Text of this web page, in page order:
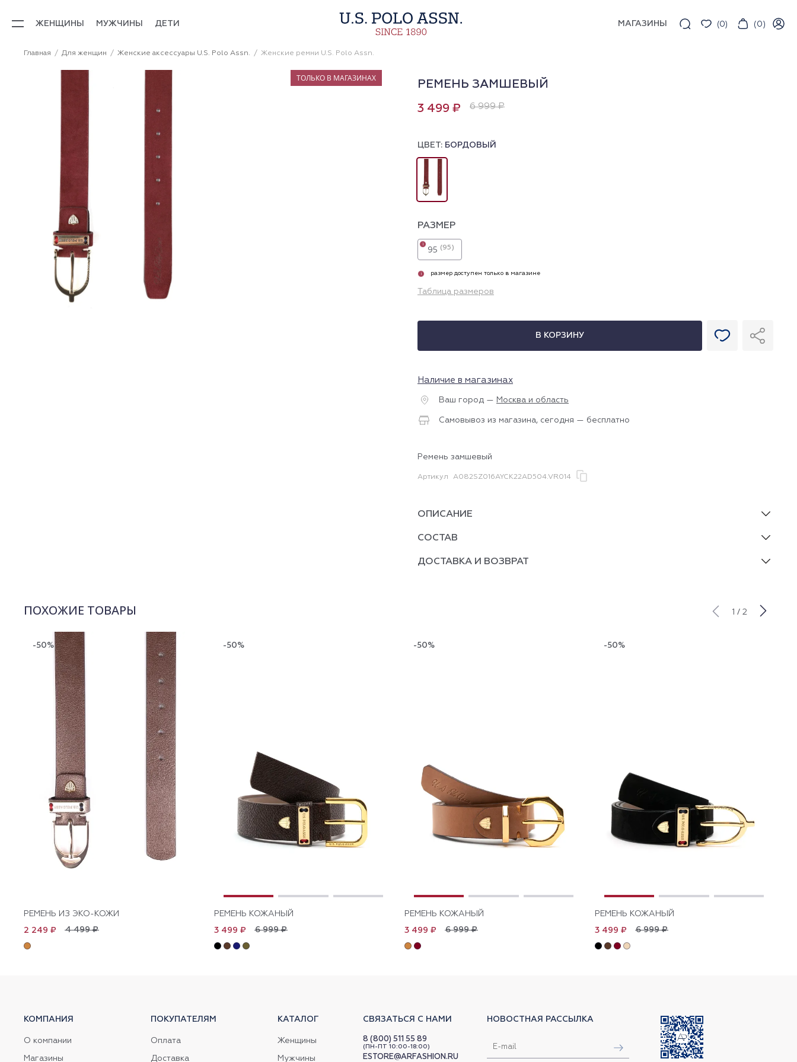
ЖЕНЩИНЫ МУЖЧИНЫ ДЕТИ МАГАЗИНЫ (0) (0)
Главная Для женщин Женские аксессуары U.S. Polo Assn. Женские ремни U.S. Polo Assn.
ТОЛЬКО В МАГАЗИНАХ
РЕМЕНЬ ЗАМШЕВЫЙ
3 499 ₽ 6 999 ₽
ЦВЕТ: БОРДОВЫЙ
РАЗМЕР
95 (95)
i
i размер доступен только в магазине
Таблица размеров
В КОРЗИНУ
Наличие в магазинах
Ваш город — Москва и область
Самовывоз из магазина, сегодня — бесплатно
Ремень замшевый
Артикул A082SZ016AYCK22AD504.VR014
ОПИСАНИЕ
СОСТАВ
ДОСТАВКА И ВОЗВРАТ
ПОХОЖИЕ ТОВАРЫ 1 / 2
-50%
РЕМЕНЬ ИЗ ЭКО-КОЖИ
4 499 ₽
2 249 ₽
-50%
РЕМЕНЬ КОЖАНЫЙ
6 999 ₽
3 499 ₽
-50%
РЕМЕНЬ КОЖАНЫЙ
6 999 ₽
3 499 ₽
-50%
РЕМЕНЬ КОЖАНЫЙ
6 999 ₽
3 499 ₽
КОМПАНИЯ
О компании
Магазины
ПОКУПАТЕЛЯМ
Оплата
Доставка
КАТАЛОГ
Женщины
Мужчины
СВЯЗАТЬСЯ С НАМИ
8 (800) 511 55 89
(ПН-ПТ 10:00-18:00)
ESTORE@ARFASHION.RU
НОВОСТНАЯ РАССЫЛКА